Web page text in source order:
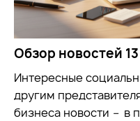
Обзор новостей
Интересные
другим
бизнеса новости – в